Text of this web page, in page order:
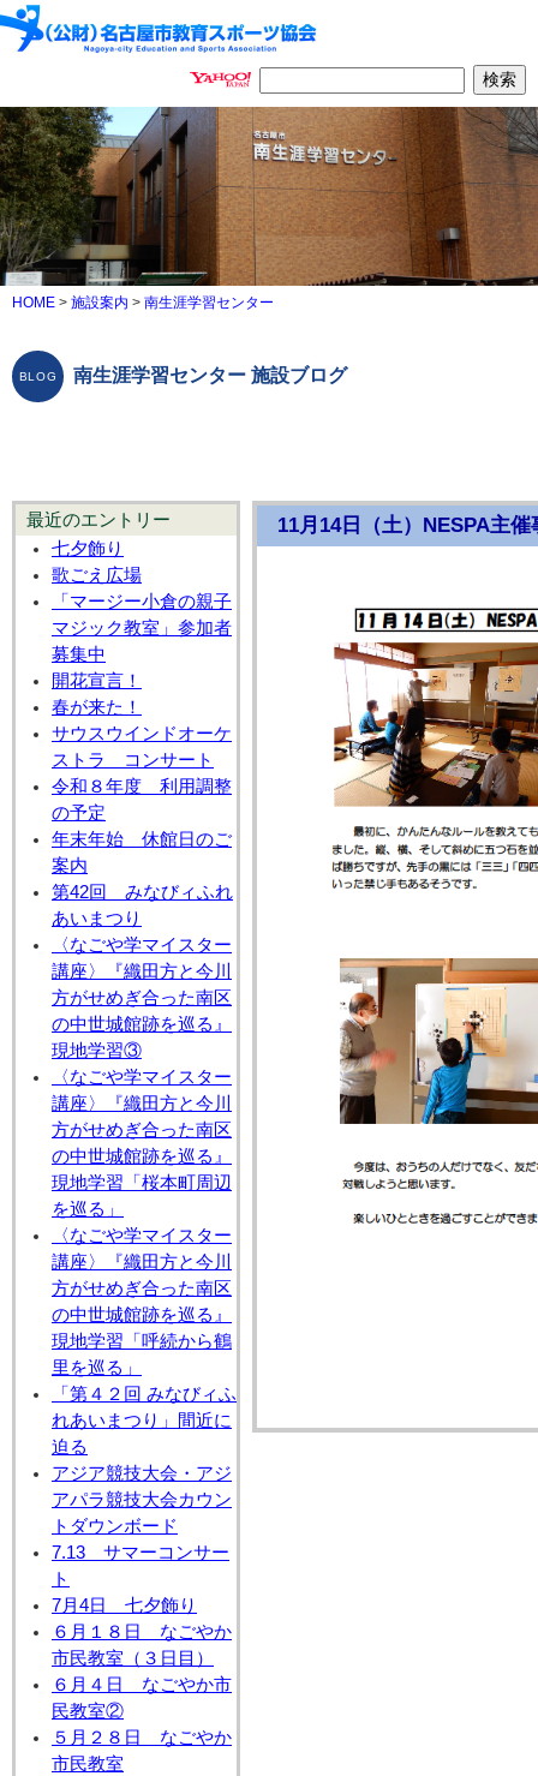
HOME > 施設案内 > 南生涯学習センター
南生涯学習センター 施設ブログ
最近のエントリー
七夕飾り
歌ごえ広場
「マージー小倉の親子
マジック教室」参加者
募集中
開花宣言！
春が来た！
サウスウインドオーケ
ストラ コンサート
令和８年度 利用調整
の予定
年末年始 休館日のご
案内
第42回 みなびィふれ
あいまつり
〈なごや学マイスター
講座〉『織田方と今川
方がせめぎ合った南区
の中世城館跡を巡る』
現地学習③
〈なごや学マイスター
講座〉『織田方と今川
方がせめぎ合った南区
の中世城館跡を巡る』
現地学習「桜本町周辺
を巡る」
〈なごや学マイスター
講座〉『織田方と今川
方がせめぎ合った南区
の中世城館跡を巡る』
現地学習「呼続から鶴
里を巡る」
「第４２回 みなびィふ
れあいまつり」間近に
迫る
アジア競技大会・アジ
アパラ競技大会カウン
トダウンボード
7.13 サマーコンサー
ト
7月4日 七夕飾り
６月１８日 なごやか
市民教室（３日目）
６月４日 なごやか市
民教室②
５月２８日 なごやか
市民教室
11月14日（土）NESPA主